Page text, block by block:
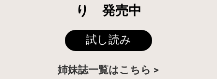
り 発売中
試し読み
姉妹誌一覧はこちら